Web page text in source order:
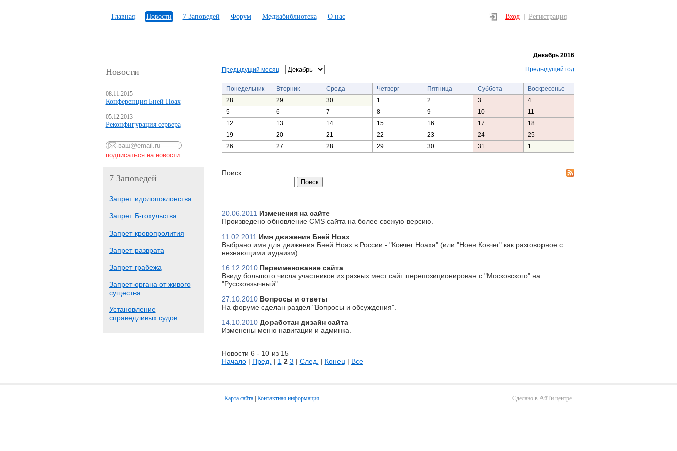
Главная Новости 7 Заповедей Форум Медиабиблиотека О нас Вход Регистрация
Новости
08.11.2015
Конференция Бней Ноах
05.12.2013
Реконфигурация сервера
7 Заповедей
Запрет идолопоклонства
Запрет Б-гохульства
Запрет кровопролития
Запрет разврата
Запрет грабежа
Запрет органа от живого
существа
Установление
справедливых судов
Декабрь 2016
Предыдущий месяц Предыдущий год
Понедельник Вторник Среда Четверг Пятница Суббота
Воскресенье
28
29 30 1 2 3
4
5
6 7 8 9 10
11
12
13 14 15 16 17
18
19
20 21 22 23 24
25
26
27 28 29 30 31 1
Поиск:
20.06.2011 Изменения на сайте
Произведено обновление CMS сайта на более свежую версию.
11.02.2011 Имя движения Бней Ноах
Выбрано имя для движения Бней Ноах в России - "Ковчег Ноаха" (или "Ноев Ковчег" как разговорное с
незнающими иудаизм).
16.12.2010 Переименование сайта
Ввиду большого числа участников из разных мест сайт перепозиционирован с "Московского" на
"Русскоязычный".
27.10.2010 Вопросы и ответы
На форуме сделан раздел "Вопросы и обсуждения".
14.10.2010 Доработан дизайн сайта
Изменены меню навигации и админка.
Новости 6 - 10 из 15
Начало| Пред. | 1 2 3 | След. | Конец | Все
Карта сайта| Контактная информация Сделано в АйТи центре